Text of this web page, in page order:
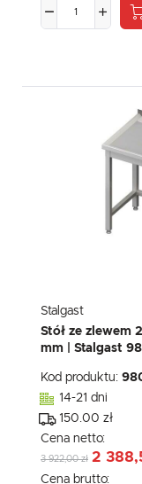
Stalgast
Stół ze zlewem
mm | Stalgast
Kod produktu:
14-21 dni
150.00 zł
Cena netto:
3 922,00 zł 2
Cena brutto: